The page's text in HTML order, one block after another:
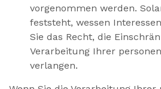
vorgenommen werden.
feststeht, wessen
Sie das Recht, die
Verarbeitung Ihrer
verlangen.